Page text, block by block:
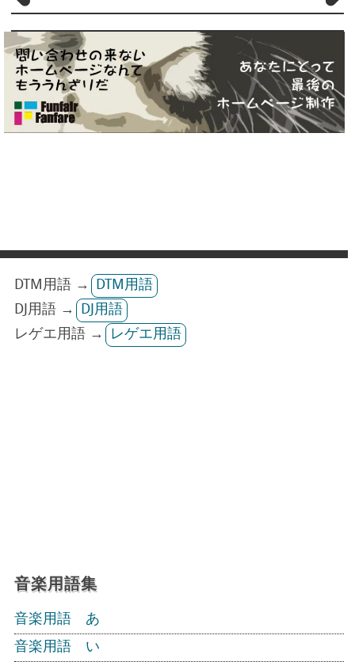
DTM用語 →
DTM用語
DJ用語 →
DJ用語
レゲエ用語 →
レゲエ用語
音楽用語集
音楽用語 あ
音楽用語 い